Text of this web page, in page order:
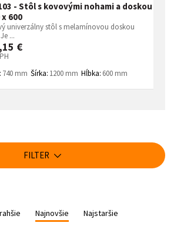
- Stôl s kovovými nohami a doskou
x 600
univerzálny stôl s melamínovou doskou
...
€
740 mm Šírka: 1200 mm Hĺbka: 600 mm
FILTER
Najnovšie Najstaršie